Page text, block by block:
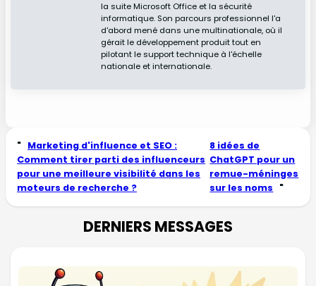
la suite Microsoft Office et la sécurité
informatique. Son parcours professionnel l'a
d'abord mené dans une multinationale, où il
gérait le développement produit tout en
pilotant le support technique à l'échelle
nationale et internationale.
" Marketing d'influence et SEO :
Comment tirer parti des influenceurs
pour une meilleure visibilité dans les
moteurs de recherche ?
8 idées de
ChatGPT pour un
remue-méninges
sur les noms "
DERNIERS MESSAGES